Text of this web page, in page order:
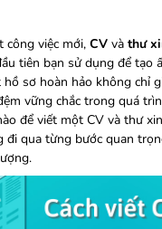
công việc mới, CV và thư
tiên bạn sử dụng để tạo
sơ hoàn hảo không chỉ
vững chắc trong quá
để viết một CV và thư
đi qua từng bước quan